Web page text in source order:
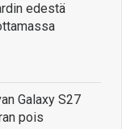
edestä
Galaxy S27
pois